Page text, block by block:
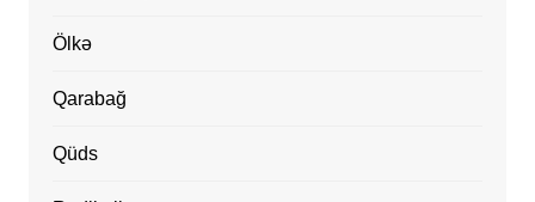
Ölkə
Qarabağ
Qüds